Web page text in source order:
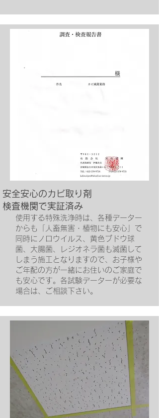
安全安心のカビ取り剤
​検査機関で実証済み
​使用する特殊洗浄時は、各種データー
からも「人畜無害・植物にも安心」で
同時にノロウイルス、黄色ブドウ球
菌、大腸菌、レジオネラ菌も滅菌して
しまう施工となりますので、お子様や
ご年配の方が一緒にお住いのご家庭で
も安心です。各試験データーが必要な
場合は、ご相談下さい。